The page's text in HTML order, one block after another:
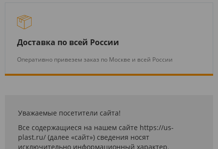
Доставка по всей России
Оперативно привезем заказ по Москве и всей России
Уважаемые посетители сайта!
Все содержащиеся на нашем сайте https://us-
plast.ru/ (далее «сайт») сведения носят
исключительно информационный характер.